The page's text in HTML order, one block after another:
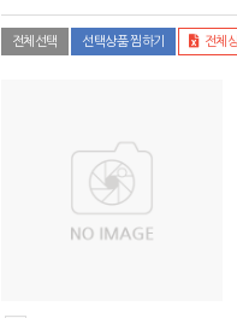
전체선택 선택상품 찜하기 전체